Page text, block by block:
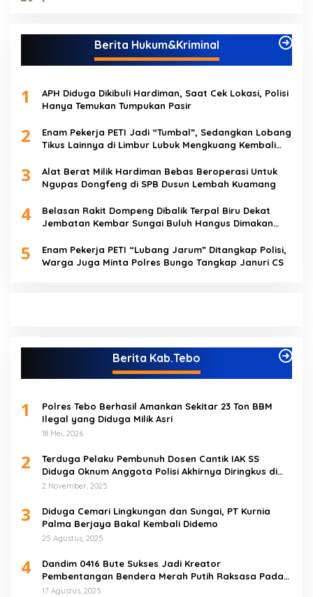
Berita Hukum&Kriminal
1
APH Diduga Dikibuli Hardiman, Saat Cek Lokasi, Polisi
Hanya Temukan Tumpukan Pasir
2
Enam Pekerja PETI Jadi “Tumbal”, Sedangkan Lobang
Tikus Lainnya di Limbur Lubuk Mengkuang Kembali
3
Alat Berat Milik Hardiman Bebas Beroperasi Untuk
Ngupas Dongfeng di SPB Dusun Lembah Kuamang
4
Belasan Rakit Dompeng Dibalik Terpal Biru Dekat
Jembatan Kembar Sungai Buluh Hangus Dimakan
5
Enam Pekerja PETI “Lubang Jarum” Ditangkap Polisi,
Warga Juga Minta Polres Bungo Tangkap Januri CS
Berita Kab.Tebo
1
Polres Tebo Berhasil Amankan Sekitar 23 Ton BBM
Ilegal yang Diduga Milik Asri
18 Mei, 2026
2
Terduga Pelaku Pembunuh Dosen Cantik IAK SS
Diduga Oknum Anggota Polisi Akhirnya Diringkus di
Tebo Tengah
2 November, 2025
3
Diduga Cemari Lingkungan dan Sungai, PT Kurnia
Palma Berjaya Bakal Kembali Didemo
25 Agustus, 2025
4
Dandim 0416 Bute Sukses Jadi Kreator
Pembentangan Bendera Merah Putih Raksasa Pada
Peringatan HUT RI ke 80 di Tebo
17 Agustus, 2025